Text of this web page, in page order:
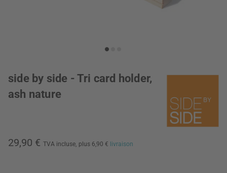
side by side - Tri card holder,
ash nature
29,90 € TVA incluse, plus 6,90 € livraison